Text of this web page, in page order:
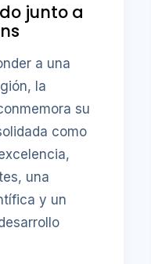
junto a
a una
la
su
como
una
y un